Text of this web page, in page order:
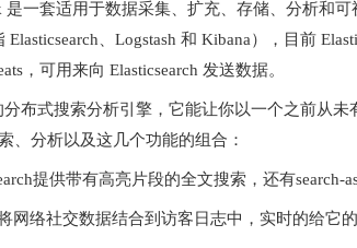
是一套适用于数据采集、扩充、存储、分析和
Elasticsearch、Logstash 和 Kibana），目前
，可用来向 Elasticsearch 发送数据。
分布式搜索分析引擎，它能让你以一个之前从
、分析以及这几个功能的组合：
提供带有高亮片段的全文搜索，还有search-
网络社交数据结合到访客日志中，实时的给它